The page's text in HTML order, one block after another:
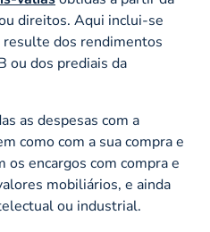
direitos. Aqui inclui-se
dos rendimentos
ou dos prediais da
as despesas com a
como com a sua compra e
encargos com compra e
mobiliários, e ainda
ou industrial.